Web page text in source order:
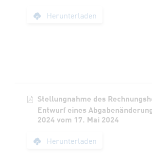
Herunterladen
Stellungnahme des
Entwurf eines
2024 vom 17. Mai 2024
Herunterladen